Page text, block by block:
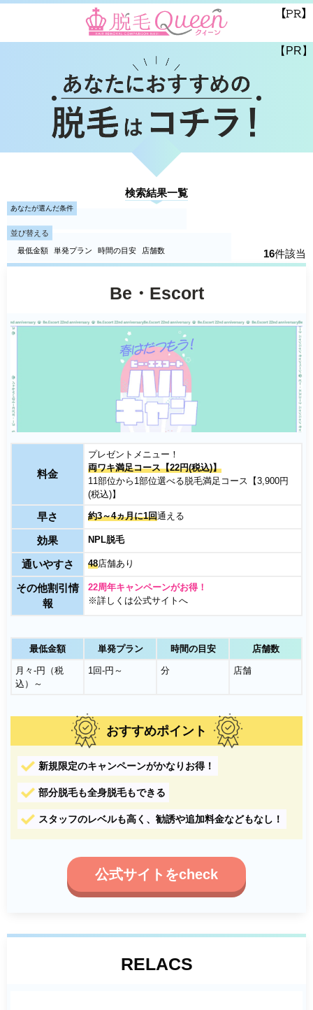
【PR】
【PR】
検索結果一覧
あなたが選んだ条件
並び替える
最低金額 単発プラン 時間の目安 店舗数 16件該当
Be・Escort
料金
プレゼントメニュー！
両ワキ満足コース【22円(税込)】
11部位から1部位選べる脱毛満足コース【3,900円
(税込)】
早さ 約3～4ヵ月に1回通える
効果 NPL脱毛
通いやすさ 48店舗あり
その他割引情
報
22周年キャンペーンがお得！
※詳しくは公式サイトへ
最低金額 単発プラン 時間の目安 店舗数
月々-円（税
込）～
1回-円～ 分 店舗
おすすめポイント
新規限定のキャンペーンがかなりお得！
部分脱毛も全身脱毛もできる
スタッフのレベルも高く、勧誘や追加料金などもなし！
公式サイトをcheck
RELACS